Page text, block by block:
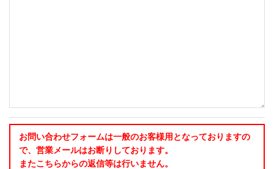
お問い合わせフォームは一般のお客様用となっておりますの
で、営業メールはお断りしております。
またこちらからの返信等は行いません。